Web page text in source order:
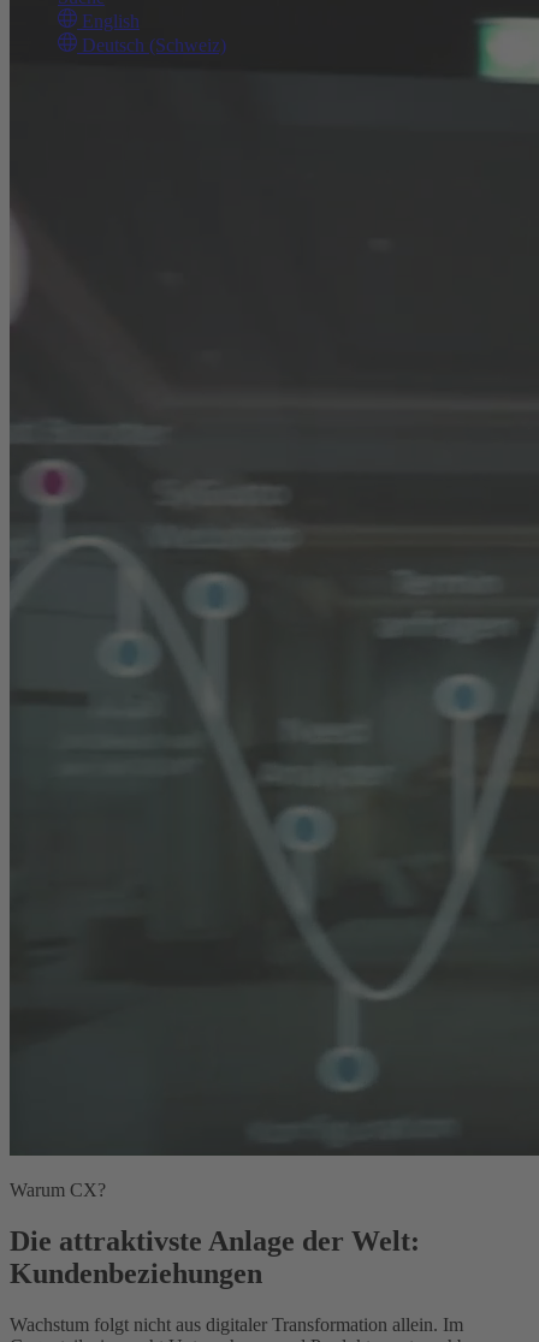
English
Deutsch (Schweiz)
Warum CX?
Die attraktivste Anlage der Welt:
Kundenbeziehungen
Wachstum folgt nicht aus digitaler Transformation allein. Im